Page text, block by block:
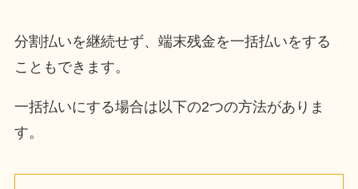
分割払いを継続せず、端末残金を一括払いをする
こともできます。
一括払いにする場合は以下の2つの方法がありま
す。